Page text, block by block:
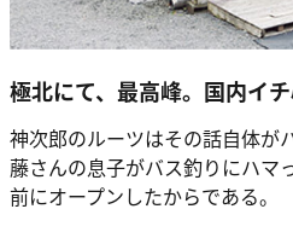
極北にて、最高峰。国内イ
神次郎のルーツはその話自体が
藤さんの息子がバス釣りにハマ
前にオープンしたからである。